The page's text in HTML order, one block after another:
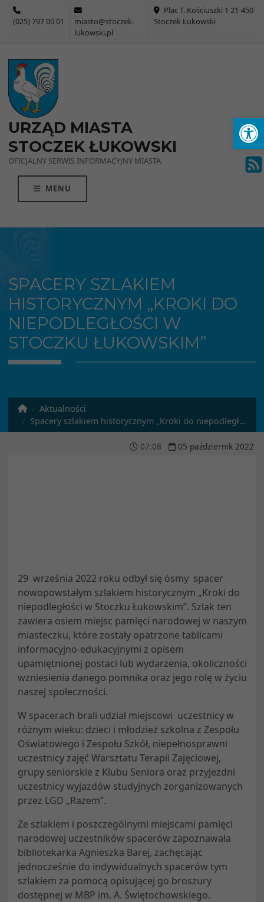
(025) 797 00 01
miasto@stoczek-
lukowski.pl
Plac T. Kościuszki 1 21-450
Stoczek Łukowski
URZĄD MIASTA
STOCZEK ŁUKOWSKI
OFICJALNY SERWIS INFORMACYJNY MIASTA
MENU
SPACERY SZLAKIEM
HISTORYCZNYM „KROKI DO
NIEPODLEGŁOŚCI W
STOCZKU ŁUKOWSKIM”
Aktualności
Spacery szlakiem historycznym „Kroki do niepodległości w Stoczku Łukowskim”
07:08 05 październik 2022
29 września 2022 roku odbył się ósmy spacer
nowopowstałym szlakiem historycznym „Kroki do
niepodległości w Stoczku Łukowskim”. Szlak ten
zawiera osiem miejsc pamięci narodowej w naszym
miasteczku, które zostały opatrzone tablicami
informacyjno-edukacyjnymi z opisem
upamiętnionej postaci lub wydarzenia, okoliczności
wzniesienia danego pomnika oraz jego rolę w życiu
naszej społeczności.
W spacerach brali udział miejscowi uczestnicy w
różnym wieku: dzieci i młodzież szkolna z Zespołu
Oświatowego i Zespołu Szkół, niepełnosprawni
uczestnicy zajęć Warsztatu Terapii Zajęciowej,
grupy seniorskie z Klubu Seniora oraz przyjezdni
uczestnicy wyjazdów studyjnych zorganizowanych
przez LGD „Razem”.
Ze szlakiem i poszczególnymi miejscami pamięci
narodowej uczestników spacerów zapoznawała
bibliotekarka Agnieszka Barej, zachęcając
jednocześnie do indywidualnych spacerów tym
szlakiem za pomocą opisującej go broszury
dostępnej w MBP im. A. Świętochowskiego.